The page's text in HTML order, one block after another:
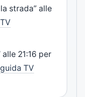
strada” alle
21:16 per
TV